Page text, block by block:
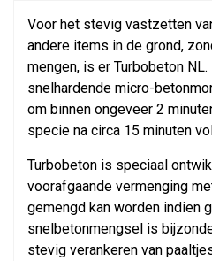
Voor het stevig vastzetten
andere items in de grond,
mengen, is er Turbobeton
snelhardende micro-
om binnen ongeveer 2
specie na circa 15 minuten
Turbobeton is speciaal
voorafgaande vermenging
gemengd kan worden indien
snelbetonmengsel is
stevig verankeren van